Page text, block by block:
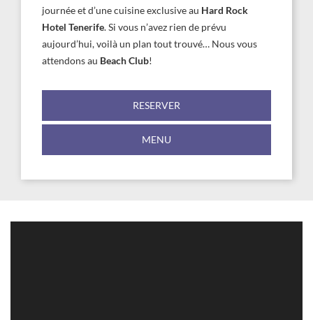
journée et d’une cuisine exclusive au Hard Rock
Hotel Tenerife. Si vous n’avez rien de prévu
aujourd’hui, voilà un plan tout trouvé… Nous vous
attendons au Beach Club!
RESERVER
MENU